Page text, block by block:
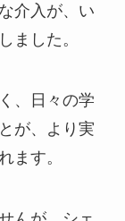
介入が、い
ました。
、日々の学
が、より実
ます。